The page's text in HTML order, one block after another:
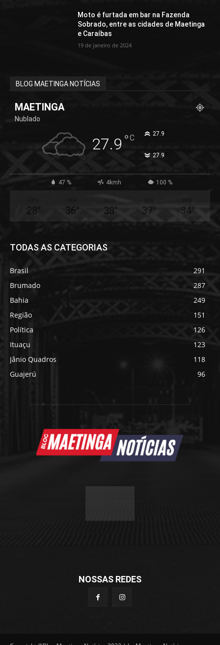
Moto é furtada em bar na Fazenda
Sobrado, entre as cidades de Maetinga
e Caraíbas
19 de janeiro de 2024
BLOG MAETINGA NOTÍCIAS
MAETINGA
Nublado
27.9 °C 27.9
27.9
47 % 4kmh 100 %
28° 36°
QUA
38° 37° 34°
TODAS AS CATEGORIAS
Brasil
291
Brumado
287
Bahia
249
Região
151
Política
126
Ituaçu
123
Jânio Quadros
118
Guajerú
96
NOSSAS REDES